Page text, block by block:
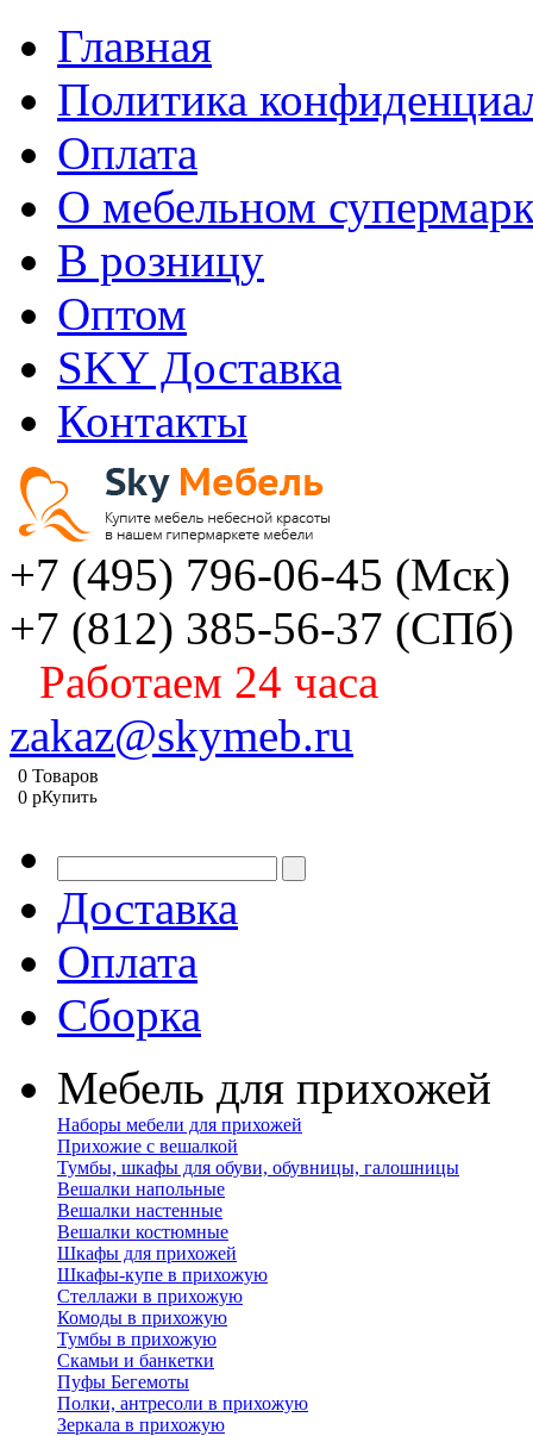
Главная
Политика
Оплата
О мебельном
В розницу
Оптом
SKY Доставка
Контакты
+7 (495) 796-06-45 (Мск)
+7 (812) 385-56-37 (СПб)
Работаем 24 часа
zakaz@skymeb.ru
0 Товаров
0 pКупить
Доставка
Оплата
Сборка
Мебель для прихожей
Наборы мебели для прихожей
Прихожие с вешалкой
Тумбы, шкафы для обуви, обувницы, галошницы
Вешалки напольные
Вешалки настенные
Вешалки костюмные
Шкафы для прихожей
Шкафы-купе в прихожую
Стеллажи в прихожую
Комоды в прихожую
Тумбы в прихожую
Скамьи и банкетки
Пуфы Бегемоты
Полки, антресоли в прихожую
Зеркала в прихожую